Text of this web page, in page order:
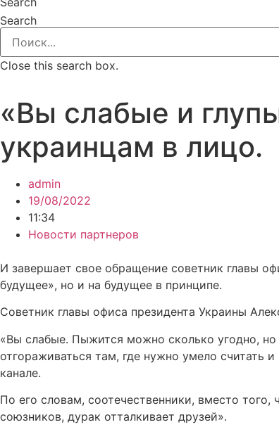
Search
Close this search box.
«Вы слабые и
украинцам в лицо.
admin
19/08/2022
11:34
Новости партнеров
И завершает свое обращение советник главы
будущее», но и на будущее в принципе.
Советник главы офиса президента Украины
«Вы слабые. Пыжится можно сколько угодно,
отгораживаться там, где нужно умело считать
канале.
По его словам, соотечественники, вместо
союзников, дурак отталкивает друзей».